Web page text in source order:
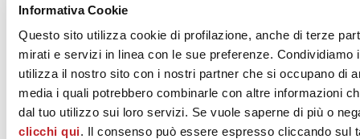
Informativa Cookie
Questo sito utilizza cookie di profilazione, anche di terze
mirati e servizi in linea con le sue preferenze.
utilizza il nostro sito con i nostri partner che si occupano di
media i quali potrebbero combinarle con altre informazioni
dal tuo utilizzo sui loro servizi. Se vuole saperne di più o
clicchi qui. Il consenso può essere espresso cliccando sul
1
3
…
6